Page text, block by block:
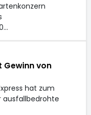
Gewinn von
hat zum
ausfallbedrohte